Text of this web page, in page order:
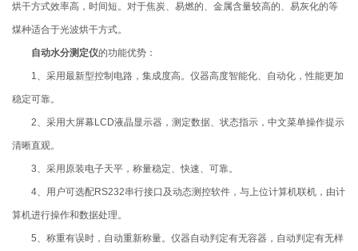
烘干方式效率高，时间短。对于焦炭、易燃的、金属含量较高的、易灰化的等
煤种适合于光波烘干方式。
自动水分测定仪的功能优势：
1、采用最新型控制电路，集成度高。仪器高度智能化、自动化，性能更加
稳定可靠。
2、采用大屏幕LCD液晶显示器，测定数据、状态指示，中文菜单操作提示
清晰直观。
3、采用原装电子天平，称量稳定、快速、可靠。
4、用户可选配RS232串行接口及动态测控软件，与上位计算机联机，由计
算机进行操作和数据处理。
5、称重有误时，自动重新称量。仪器自动判定有无容器，自动判定有无样